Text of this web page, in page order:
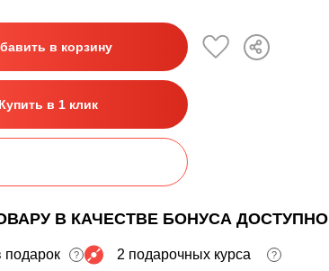
в корзину
Купить в 1 клик
В КАЧЕСТВЕ БОНУСА ДОСТУПНО
подарок ? 2 подарочных курса ?